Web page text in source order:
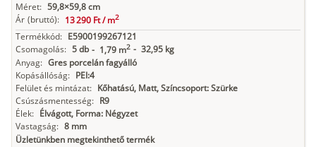
Méret: 59,8×59,8 cm
Ár (bruttó): 13 290 Ft /m2
Termékkód: E5900199267121
Csomagolás: 5 db - 1,79 m2 - 32,95 kg
Anyag: Gres porcelán fagyálló
Kopásállóság: PEI:4
Felület és mintázat: Kőhatású, Matt, Színcsoport: Szürke
Csúszásmentesség: R9
Élek: Élvágott, Forma: Négyzet
Vastagság: 8 mm
Üzletünkben megtekinthető termék